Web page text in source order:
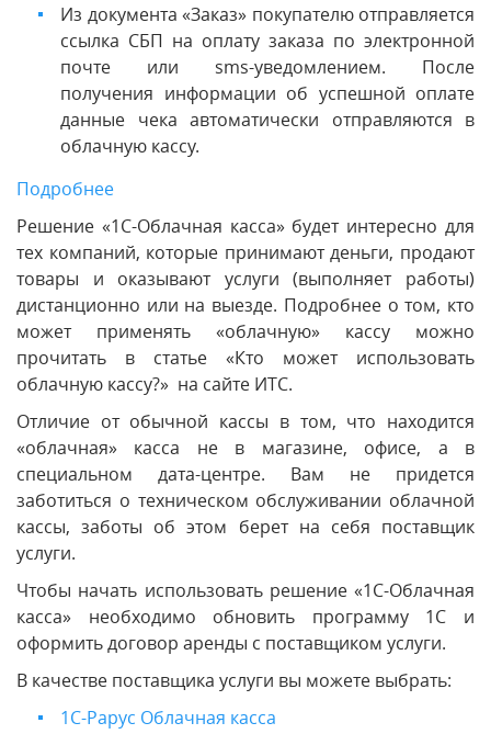
Из документа «Заказ» покупателю отправляется
ссылка СБП на оплату заказа по электронной
почте или sms-уведомлением. После
получения информации об успешной оплате
данные чека автоматически отправляются в
облачную кассу.
Подробнее
Решение «1С-Облачная касса» будет интересно для
тех компаний, которые принимают деньги, продают
товары и оказывают услуги (выполняет работы)
дистанционно или на выезде. Подробнее о том, кто
может применять «облачную» кассу можно
прочитать в статье «Кто может использовать
облачную кассу?» на сайте ИТС.
Отличие от обычной кассы в том, что находится
«облачная» касса не в магазине, офисе, а в
специальном дата-центре. Вам не придется
заботиться о техническом обслуживании облачной
кассы, заботы об этом берет на себя поставщик
услуги.
Чтобы начать использовать решение «1С-Облачная
касса» необходимо обновить программу 1С и
оформить договор аренды с поставщиком услуги.
В качестве поставщика услуги вы можете выбрать:
1С-Рарус Облачная касса